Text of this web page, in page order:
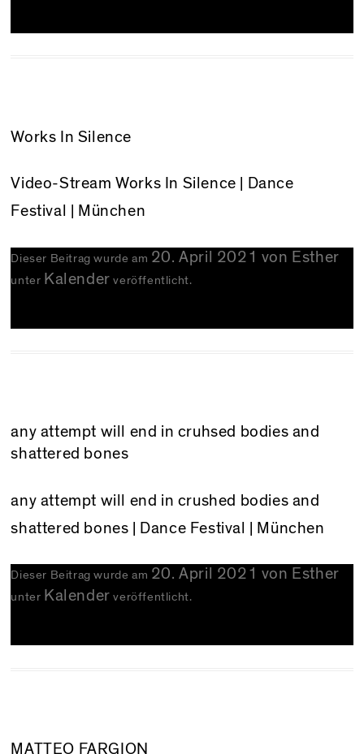
Works In Silence
Video-StreamWorks In Silence | Dance
Festival | München
Dieser Beitrag wurde am 20. April 2021 von Esther
unter Kalender veröffentlicht.
any attempt will end in cruhsed bodies and
shattered bones
any attempt will end in crushed bodies and
shattered bones | Dance Festival | München
Dieser Beitrag wurde am 20. April 2021 von Esther
unter Kalender veröffentlicht.
MATTEO FARGION